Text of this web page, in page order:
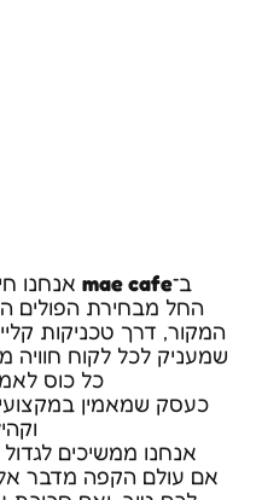
ב־mae cafe אנחנו
החל מבחירת הפולים
המקור, דרך טכניקות
שמעניק לכל לקוח חוויה
כל כוס
כעסק שמאמין
אנחנו ממשיכים
אם עולם הקפה מדבר